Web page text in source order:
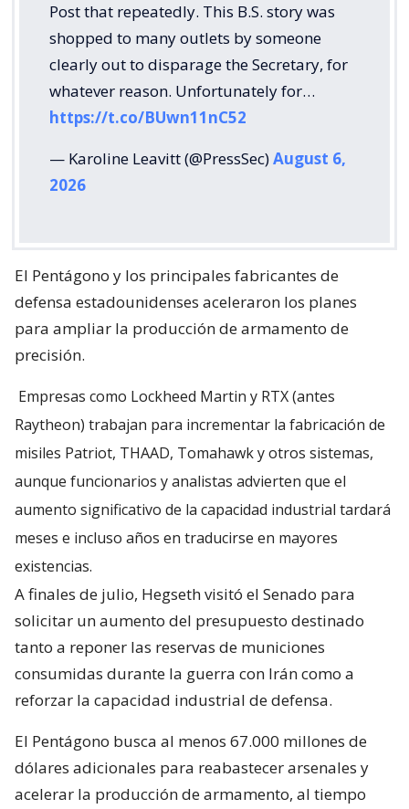
Post that repeatedly. This B.S. story was
shopped to many outlets by someone
clearly out to disparage the Secretary, for
whatever reason. Unfortunately for…
https://t.co/BUwn11nC52
— Karoline Leavitt (@PressSec)August 6,
2026
El Pentágono y los principales fabricantes de
defensa estadounidenses aceleraron los planes
para ampliar la producción de armamento de
precisión.
Empresas como Lockheed Martin y RTX (antes
Raytheon) trabajan para incrementar la fabricación de
misiles Patriot, THAAD, Tomahawk y otros sistemas,
aunque funcionarios y analistas advierten que el
aumento significativo de la capacidad industrial tardará
meses e incluso años en traducirse en mayores
existencias.
A finales de julio, Hegseth visitó el Senado para
solicitar un aumento del presupuesto destinado
tanto a reponer las reservas de municiones
consumidas durante la guerra con Irán como a
reforzar la capacidad industrial de defensa.
El Pentágono busca al menos 67.000 millones de
dólares adicionales para reabastecer arsenales y
acelerar la producción de armamento, al tiempo